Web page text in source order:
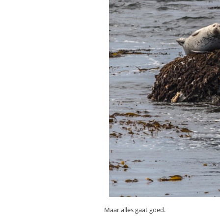
Maar alles gaat goed.